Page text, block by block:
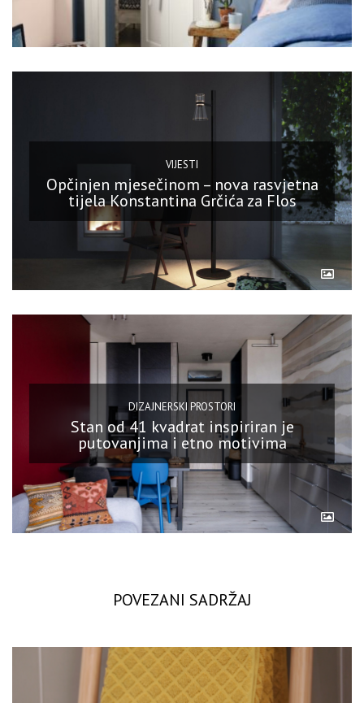
VIJESTI
Opčinjen mjesečinom – nova rasvjetna
tijela Konstantina Grčića za Flos
DIZAJNERSKI PROSTORI
Stan od 41 kvadrat inspiriran je
putovanjima i etno motivima
POVEZANI SADRŽAJ